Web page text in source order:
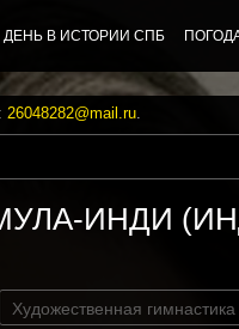
ДЕНЬ В ИСТОРИИ СПБ
26048282@mail.ru.
ИНДИ
Художественная гимнастика